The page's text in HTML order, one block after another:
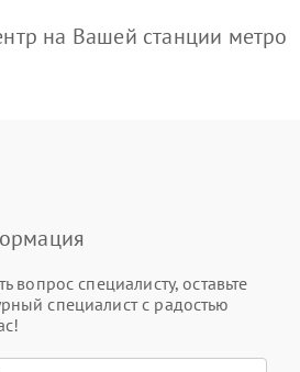
на Вашей станции метро
вопрос специалисту, оставьте
специалист с радостью